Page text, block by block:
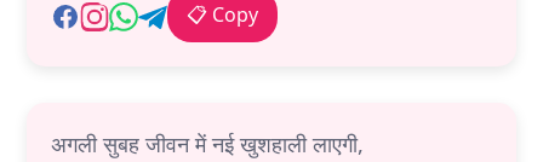
📋 Copy
अगली सुबह जीवन में नई खुशहाली लाएगी,